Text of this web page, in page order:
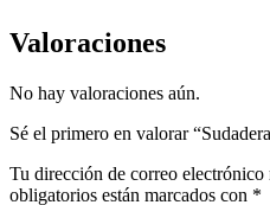
Valoraciones
No hay valoraciones aún.
Sé el primero en valorar
Tu dirección de correo electrónico
obligatorios están marcados con *